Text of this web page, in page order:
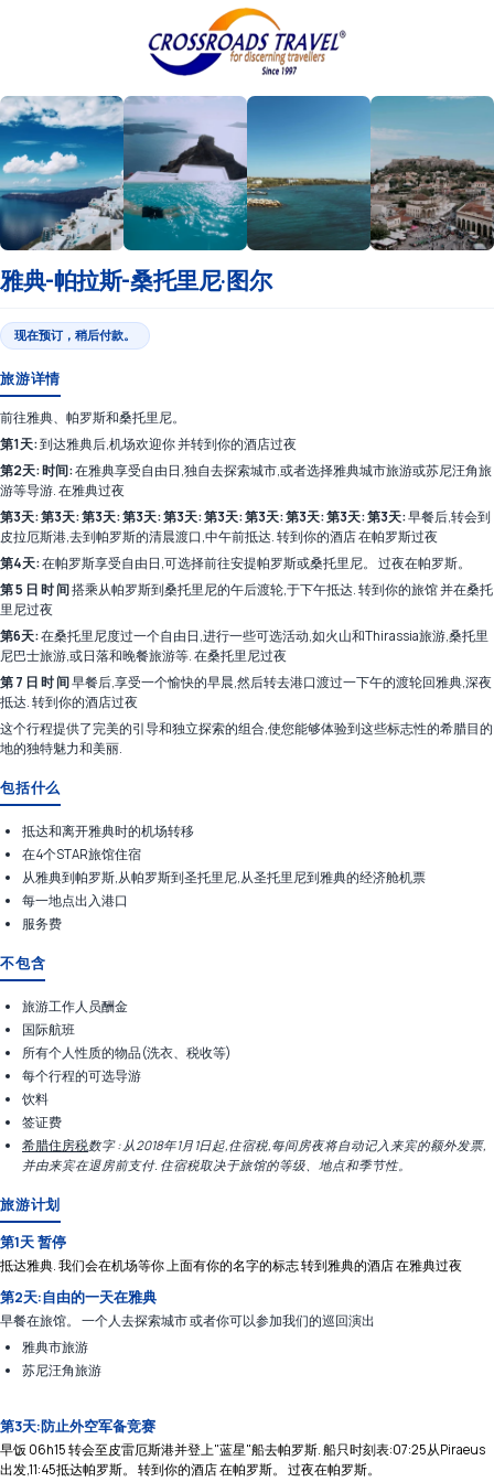
雅典-帕拉斯-桑托里尼·图尔
现在预订，稍后付款。
旅游详情
前往雅典、帕罗斯和桑托里尼。
第1天:到达雅典后,机场欢迎你 并转到你的酒店过夜
第2天: 时间:在雅典享受自由日,独自去探索城市,或者选择雅典城市旅游或苏尼汪角旅
游等导游. 在雅典过夜
第3天: 第3天: 第3天: 第3天: 第3天: 第3天: 第3天: 第3天: 第3天: 第3天:早餐后,转会到
皮拉厄斯港,去到帕罗斯的清晨渡口,中午前抵达. 转到你的酒店 在帕罗斯过夜
第4天:在帕罗斯享受自由日,可选择前往安提帕罗斯或桑托里尼。 过夜在帕罗斯。
第 5 日 时 间搭乘从帕罗斯到桑托里尼的午后渡轮,于下午抵达. 转到你的旅馆 并在桑托
里尼过夜
第6天:在桑托里尼度过一个自由日,进行一些可选活动,如火山和Thirassia旅游,桑托里
尼巴士旅游,或日落和晚餐旅游等. 在桑托里尼过夜
第 7 日 时 间早餐后,享受一个愉快的早晨,然后转去港口渡过一下午的渡轮回雅典,深夜
抵达. 转到你的酒店过夜
这个行程提供了完美的引导和独立探索的组合,使您能够体验到这些标志性的希腊目的
地的独特魅力和美丽.
包括什么
抵达和离开雅典时的机场转移
在4个STAR旅馆住宿
从雅典到帕罗斯,从帕罗斯到圣托里尼,从圣托里尼到雅典的经济舱机票
每一地点出入港口
服务费
不包含
旅游工作人员酬金
国际航班
所有个人性质的物品(洗衣、税收等)
每个行程的可选导游
饮料
签证费
希腊住房税数字 : 从2018年1月1日起,住宿税,每间房夜将自动记入来宾的额外发票,
并由来宾在退房前支付. 住宿税取决于旅馆的等级、地点和季节性。
旅游计划
第1天 暂停
抵达雅典. 我们会在机场等你 上面有你的名字的标志 转到雅典的酒店 在雅典过夜
第2天:自由的一天在雅典
早餐在旅馆。 一个人去探索城市 或者你可以参加我们的巡回演出
雅典市旅游
苏尼汪角旅游
第3天:防止外空军备竞赛
早饭 06h15 转会至皮雷厄斯港并登上"蓝星"船去帕罗斯. 船只时刻表:07:25从Piraeus
出发,11:45抵达帕罗斯。 转到你的酒店 在帕罗斯。 过夜在帕罗斯。